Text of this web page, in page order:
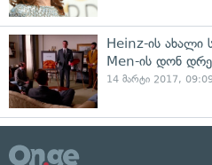
Heinz-ის ახალი
Men-ის დონ
14 მარტი 2017,